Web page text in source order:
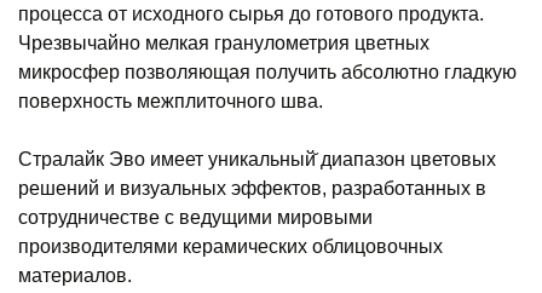
процесса от исходного сырья до готового продукта.
Чрезвычайно мелкая гранулометрия цветных
микросфер позволяющая получить абсолютно гладкую
поверхность межплиточного шва.
Стралайк Эво имеет уникальный̆ диапазон цветовых
решений и визуальных эффектов, разработанных в
сотрудничестве с ведущими мировыми
производителями керамических облицовочных
материалов.